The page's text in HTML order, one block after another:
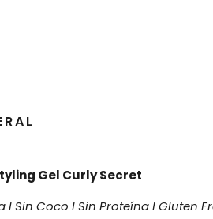
Gel Curly Secret
I Sin Coco I Sin Proteína I Gluten